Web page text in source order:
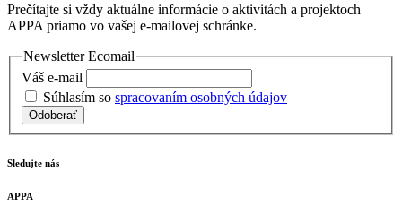
Prečítajte si vždy aktuálne informácie o aktivitách a projektoch
APPA priamo vo vašej e-mailovej schránke.
Newsletter Ecomail
Váš e-mail
Súhlasím so spracovaním osobných údajov
Odoberať
Sledujte nás
APPA